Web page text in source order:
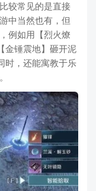
较常见的是直接
中当然也有，但
例如用【烈火燎
金锤震地】砸开泥
时，还能寓教于乐